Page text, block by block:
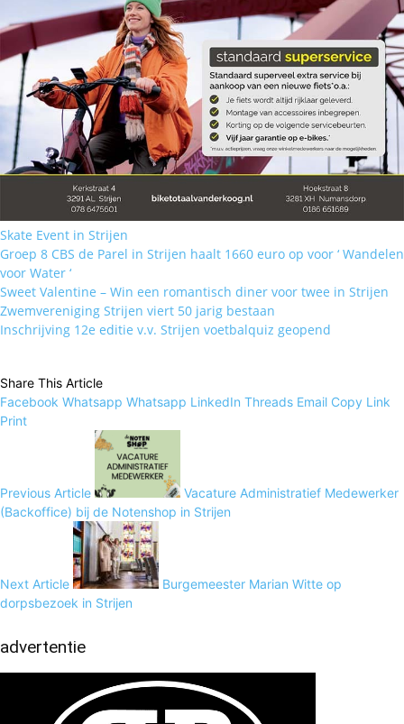
Skate Event in Strijen
Groep 8 CBS de Parel in Strijen haalt 1660 euro op voor ‘ Wandelen
voor Water ‘
Sweet Valentine – Win een romantisch diner voor twee in Strijen
Zwemvereniging Strijen viert 50 jarig bestaan
Inschrijving 12e editie v.v. Strijen voetbalquiz geopend
Share This Article
Facebook Whatsapp Whatsapp LinkedIn Threads Email Copy Link
Print
Previous Article
Vacature Administratief Medewerker
(Backoffice) bij de Notenshop in Strijen
Next Article
Burgemeester Marian Witte op
dorpsbezoek in Strijen
advertentie